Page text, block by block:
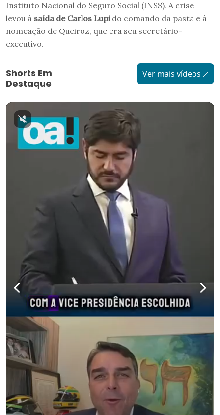
Instituto Nacional do Seguro Social (INSS). A crise
levou à saída de Carlos Lupido comando da pasta e à
nomeação de Queiroz, que era seu secretário-
executivo.
Shorts Em
Destaque
Ver mais vídeos